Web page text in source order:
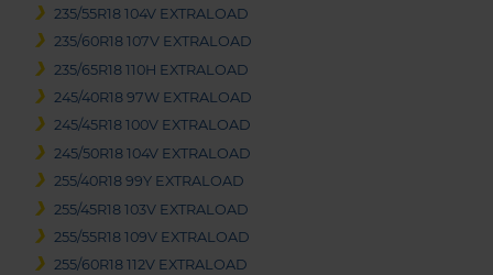
235/55R18 104V EXTRALOAD
235/60R18 107V EXTRALOAD
235/65R18 110H EXTRALOAD
245/40R18 97W EXTRALOAD
245/45R18 100V EXTRALOAD
245/50R18 104V EXTRALOAD
255/40R18 99Y EXTRALOAD
255/45R18 103V EXTRALOAD
255/55R18 109V EXTRALOAD
255/60R18 112V EXTRALOAD